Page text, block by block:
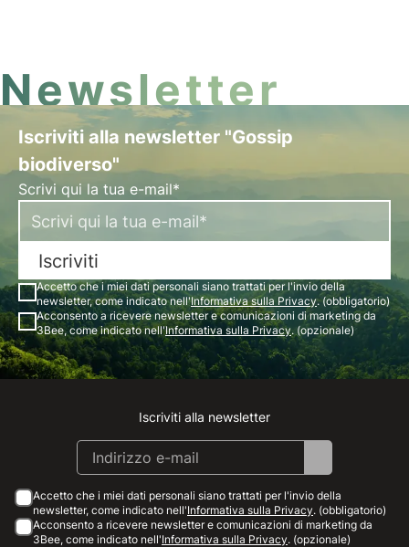
Newsletter
Iscriviti alla newsletter "Gossip
biodiverso"
Scrivi qui la tua e-mail*
Iscriviti
Accetto che i miei dati personali siano trattati per l'invio della
newsletter, come indicato nell'Informativa sulla Privacy. (obbligatorio)
Acconsento a ricevere newsletter e comunicazioni di marketing da
3Bee, come indicato nell'Informativa sulla Privacy. (opzionale)
Instagram
Facebook
Linkedin
Youtube
Iscriviti alla newsletter
Accetto che i miei dati personali siano trattati per l'invio della
newsletter, come indicato nell'Informativa sulla Privacy. (obbligatorio)
Acconsento a ricevere newsletter e comunicazioni di marketing da
3Bee, come indicato nell'Informativa sulla Privacy. (opzionale)